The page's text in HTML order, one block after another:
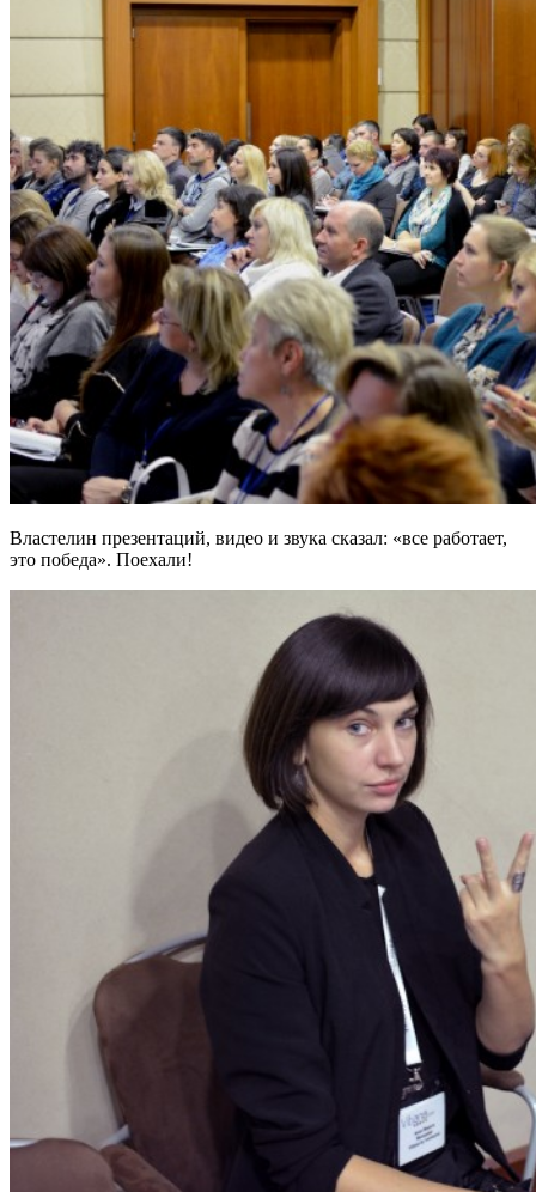
Властелин презентаций, видео и звука сказал: «все работает,
это победа». Поехали!